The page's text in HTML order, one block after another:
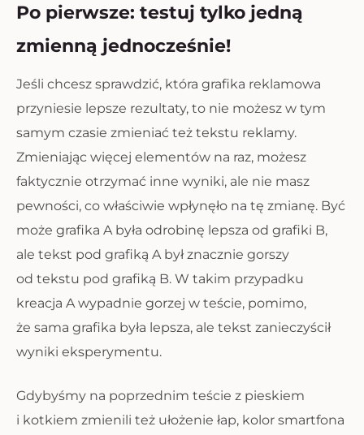
Po pierwsze: testuj tylko jedną
zmienną jednocześnie!
Jeśli chcesz sprawdzić, która grafika reklamowa
przyniesie lepsze rezultaty, to nie możesz w tym
samym czasie zmieniać też tekstu reklamy.
Zmieniając więcej elementów na raz, możesz
faktycznie otrzymać inne wyniki, ale nie masz
pewności, co właściwie wpłynęło na tę zmianę. Być
może grafika A była odrobinę lepsza od grafiki B,
ale tekst pod grafiką A był znacznie gorszy
od tekstu pod grafiką B. W takim przypadku
kreacja A wypadnie gorzej w teście, pomimo,
że sama grafika była lepsza, ale tekst zanieczyścił
wyniki eksperymentu.
Gdybyśmy na poprzednim teście z pieskiem
i kotkiem zmienili też ułożenie łap, kolor smartfona